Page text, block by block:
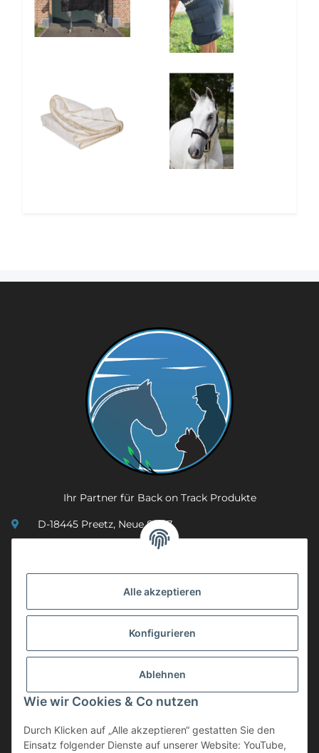
Alle akzeptieren
Konfigurieren
Ablehnen
Wie wir Cookies & Co nutzen
Durch Klicken auf „Alle akzeptieren“ gestatten Sie den
Einsatz folgender Dienste auf unserer Website: YouTube,
10%
Ihr Partner für Back on Track Produkte
D-18445 Preetz, Neue Str. 7
info@mobility-in-harmony.de
Informationen
Back on Track
ZAHLUNGSMETHODEN